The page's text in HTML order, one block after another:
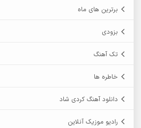
برترین های ماه
بزودی
تک آهنگ
خاطره ها
دانلود آهنگ کردی شاد
رادیو موزیک آنلاین